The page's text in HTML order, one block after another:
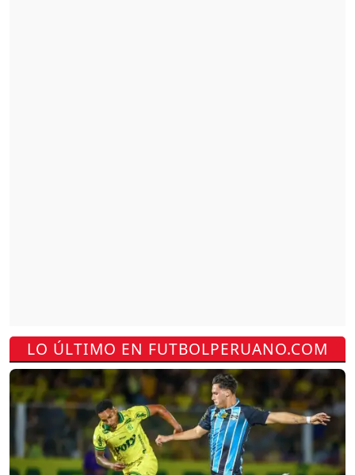
LO ÚLTIMO EN FUTBOLPERUANO.COM